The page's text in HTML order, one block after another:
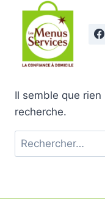
contenu
Il semble que
recherche.
Rechercher :